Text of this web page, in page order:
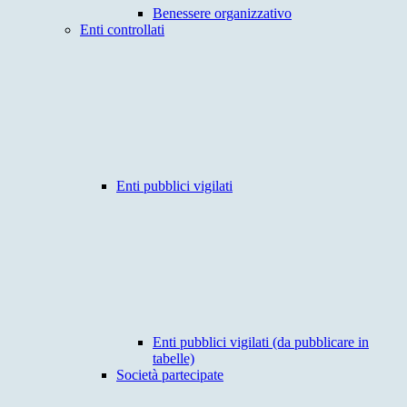
Benessere organizzativo
Enti controllati
Enti pubblici vigilati
Enti pubblici vigilati (da pubblicare in
tabelle)
Società partecipate